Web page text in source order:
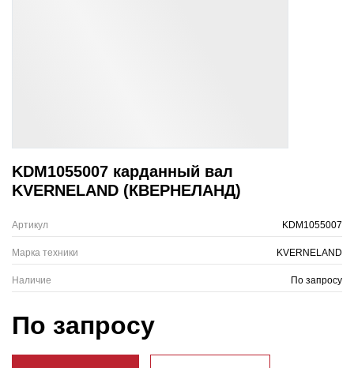
KDM1055007 карданный вал
KVERNELAND (КВЕРНЕЛАНД)
Артикул KDM1055007
Марка техники KVERNELAND
Наличие По запросу
По запросу